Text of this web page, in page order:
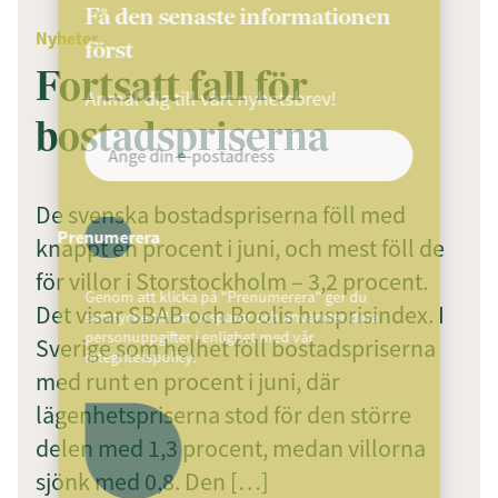
Nyheter
Fortsatt fall för
bostadspriserna
De svenska bostadspriserna föll med
knappt en procent i juni, och mest föll de
för villor i Storstockholm – 3,2 procent.
Det visar SBAB och Boolis husprisindex. I
Sverige som helhet föll bostadspriserna
med runt en procent i juni, där
lägenhetspriserna stod för den större
delen med 1,3 procent, medan villorna
sjönk med 0,8. Den […]
Få den senaste informationen
först
Anmäl dig till vårt nyhetsbrev!
Prenumerera
Genom att klicka på "Prenumerera" ger du
samtycke till att vi sparar och använder dina
personuppgifter i enlighet med vår
integritetspolicy.